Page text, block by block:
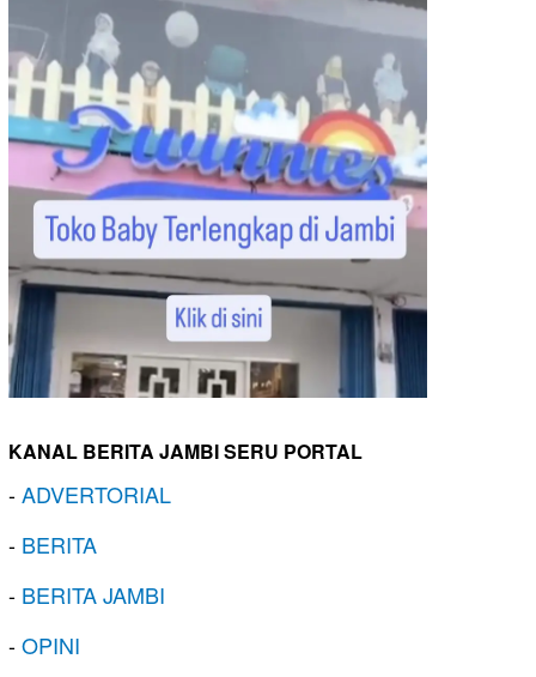
KANAL BERITA JAMBI SERU PORTAL
-ADVERTORIAL
- BERITA
- BERITA JAMBI
-OPINI